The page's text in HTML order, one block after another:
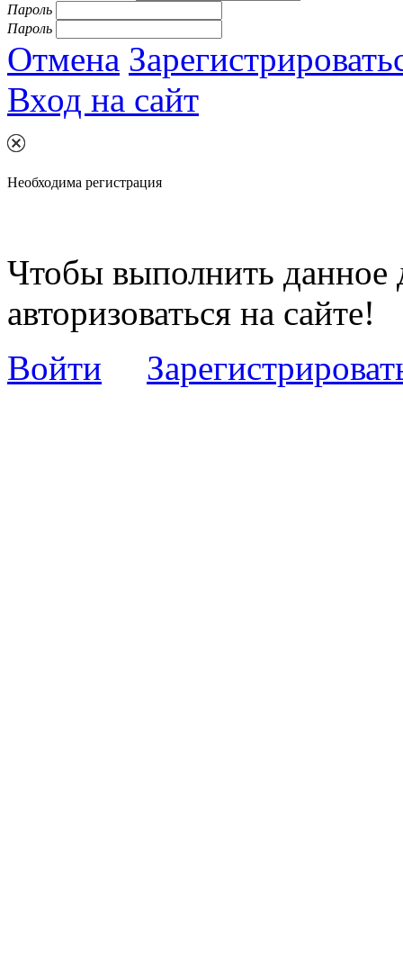
Пароль
Пароль
Отмена
Вход на сайт
Необходима регистрация
Чтобы выполнить данное
авторизоваться на сайте!
Войти